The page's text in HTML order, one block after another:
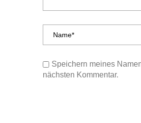
Speichern meines
nächsten Kommentar.